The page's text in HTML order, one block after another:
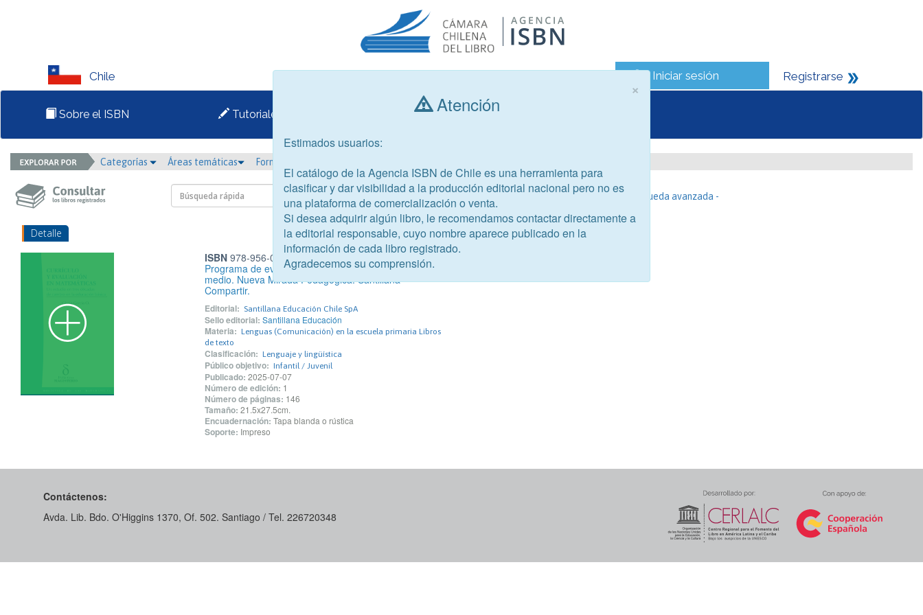
Chile Iniciar sesión Registrarse
Sobre el ISBN Tutoriales Consultar libros
Categorías Áreas temáticas Formato
- Búsqueda avanzada -
Detalle
ISBN978-956-02-0485-1
Programa de evaluación Lengua y Literatura 2°
medio. Nueva Mirada Pedagógica. Santillana
Compartir.
Editorial: Santillana Educación Chile SpA
Sello editorial: Santillana Educación
Materia: Lenguas (Comunicación) en la escuela primaria Libros
de texto
Clasificación: Lenguaje y lingüística
Público objetivo: Infantil / Juvenil
Publicado: 2025-07-07
Número de edición: 1
Número de páginas: 146
Tamaño: 21.5x27.5cm.
Encuadernación: Tapa blanda o rústica
Soporte: Impreso
Contáctenos:
Avda. Lib. Bdo. O'Higgins 1370, Of. 502. Santiago / Tel. 226720348
×
Atención
Estimados usuarios:
El catálogo de la Agencia ISBN de Chile es una herramienta para
clasificar y dar visibilidad a la producción editorial nacional pero no es
una plataforma de comercialización o venta.
Si desea adquirir algún libro, le recomendamos contactar directamente a
la editorial responsable, cuyo nombre aparece publicado en la
información de cada libro registrado.
Agradecemos su comprensión.